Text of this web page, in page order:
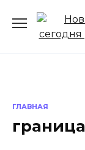
содержанию
ГЛАВНАЯ
граница